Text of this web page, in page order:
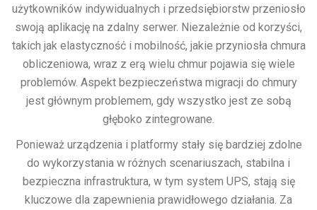
użytkowników indywidualnych i przedsiębiorstw przeniosło
swoją aplikację na zdalny serwer. Niezależnie od korzyści,
takich jak elastyczność i mobilność, jakie przyniosła chmura
obliczeniowa, wraz z erą wielu chmur pojawia się wiele
problemów. Aspekt bezpieczeństwa migracji do chmury
jest głównym problemem, gdy wszystko jest ze sobą
głęboko zintegrowane.
Ponieważ urządzenia i platformy stały się bardziej zdolne
do wykorzystania w różnych scenariuszach, stabilna i
bezpieczna infrastruktura, w tym system UPS, stają się
kluczowe dla zapewnienia prawidłowego działania. Za